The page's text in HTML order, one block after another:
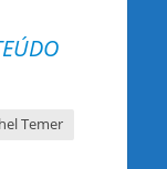
Temer